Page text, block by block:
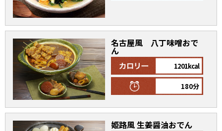
主食レシピ
主菜レシピ
汁物レシピ
時短レシピ
だしの取り方
かつお節の削り方
かつお節・だしをもっと知る
ヤマキ かつお節プラス®
キャンペーン一覧
企業・採用情報
企業情報
- 百年対話
- ヤマキ かつお節プラス®
採用情報
お問い合わせ
ヤマキお客様相談室
オンラインショップ
コミュニティサイト
Global
名古屋風 八丁味噌おで
ん
1201kcal
180分
姫路風 生姜醤油おでん